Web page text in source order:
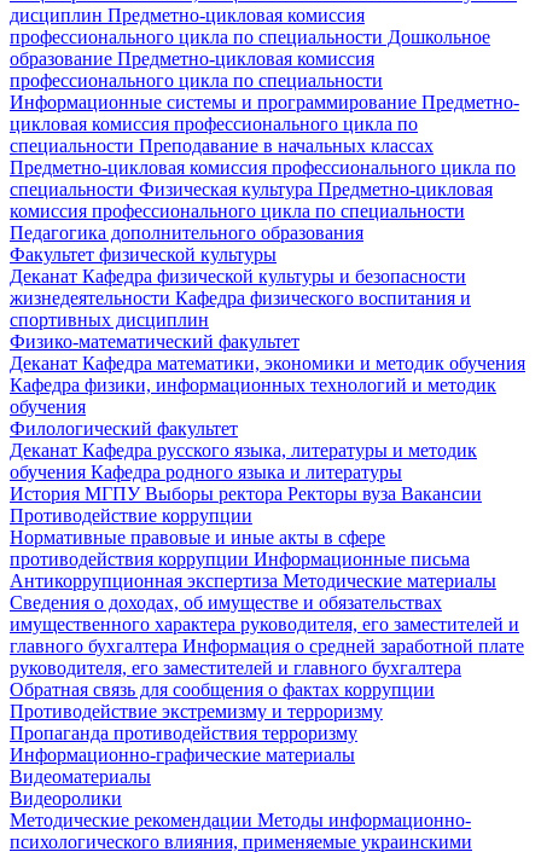
дисциплин Предметно-цикловая комиссия
профессионального цикла по специальности Дошкольное
образование Предметно-цикловая комиссия
профессионального цикла по специальности
Информационные системы и программирование Предметно-
цикловая комиссия профессионального цикла по
специальности Преподавание в начальных классах
Предметно-цикловая комиссия профессионального цикла по
специальности Физическая культура Предметно-цикловая
комиссия профессионального цикла по специальности
Педагогика дополнительного образования
Факультет физической культуры
Деканат Кафедра физической культуры и безопасности
жизнедеятельности Кафедра физического воспитания и
спортивных дисциплин
Физико-математический факультет
Деканат Кафедра математики, экономики и методик обучения
Кафедра физики, информационных технологий и методик
обучения
Филологический факультет
Деканат Кафедра русского языка, литературы и методик
обучения Кафедра родного языка и литературы
История МГПУВыборы ректора Ректоры вуза Вакансии
Противодействие коррупции
Нормативные правовые и иные акты в сфере
противодействия коррупции Информационные письма
Антикоррупционная экспертиза Методические материалы
Сведения о доходах, об имуществе и обязательствах
имущественного характера руководителя, его заместителей и
главного бухгалтера Информация о средней заработной плате
руководителя, его заместителей и главного бухгалтера
Обратная связь для сообщения о фактах коррупции
Противодействие экстремизму и терроризму
Пропаганда противодействия терроризму
Информационно-графические материалы
Видеоматериалы
Видеоролики
Методические рекомендации Методы информационно-
психологического влияния, применяемые украинскими